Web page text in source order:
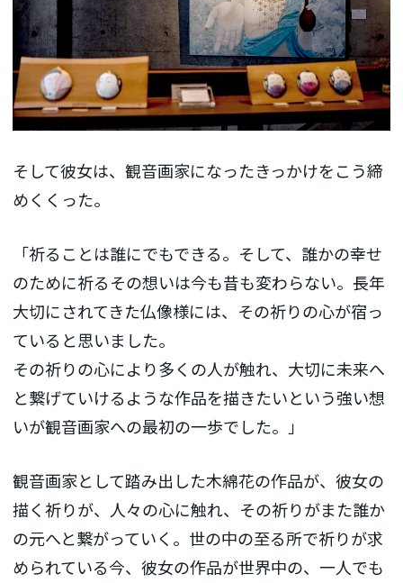
そして彼女は、観音画家になったきっかけをこう締
めくくった。
「祈ることは誰にでもできる。そして、誰かの幸せ
のために祈るその想いは今も昔も変わらない。長年
大切にされてきた仏像様には、その祈りの心が宿っ
ていると思いました。
その祈りの心により多くの人が触れ、大切に未来へ
と繋げていけるような作品を描きたいという強い想
いが観音画家への最初の一歩でした。」
観音画家として踏み出した木綿花の作品が、彼女の
描く祈りが、人々の心に触れ、その祈りがまた誰か
の元へと繋がっていく。世の中の至る所で祈りが求
められている今、彼女の作品が世界中の、一人でも